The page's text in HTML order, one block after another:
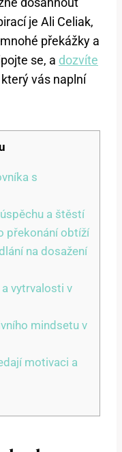
je Ali Celiak,
překážky a
se, a dozvíte
vás naplní
s
a štěstí
překonání obtíží
na dosažení
vytrvalosti v
mindsetu v
motivaci a